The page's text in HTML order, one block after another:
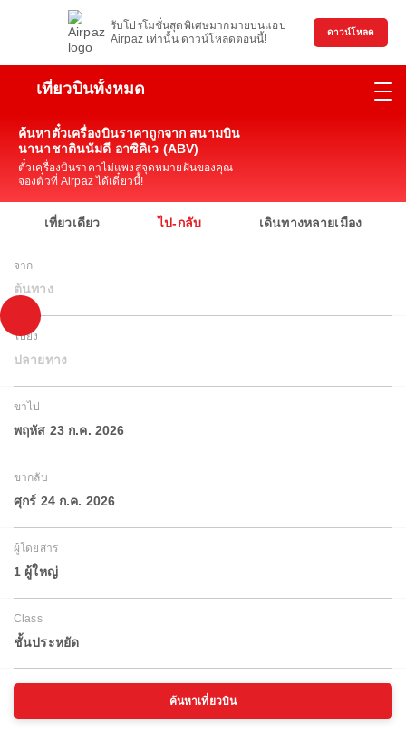
รับโปรโมชั่นสุดพิเศษมากมายบนแอป
Airpaz เท่านั้น ดาวน์โหลดตอนนี้!
ดาวน์โหลด
เที่ยวบินทั้งหมด
ค้นหาตั๋วเครื่องบินราคาถูกจาก สนามบิน
นานาชาตินนัมดี อาซิคิเว (ABV)
ตั๋วเครื่องบินราคาไม่แพงสู่จุดหมายฝันของคุณ
จองตั๋วที่ Airpaz ได้เดี๋ยวนี้!
เที่ยวเดียว ไป-กลับ เดินทางหลายเมือง
จาก
ต้นทาง
ไปยัง
ปลายทาง
ขาไป
พฤหัส 23 ก.ค. 2026
ขากลับ
ศุกร์ 24 ก.ค. 2026
ผู้โดยสาร
1 ผู้ใหญ่
Class
ชั้นประหยัด
ค้นหาเที่ยวบิน